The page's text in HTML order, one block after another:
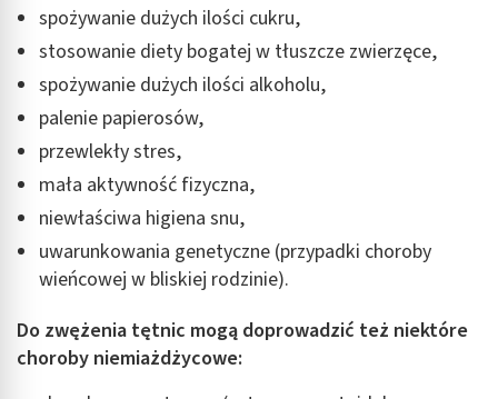
spożywanie dużych ilości cukru,
stosowanie diety bogatej w tłuszcze zwierzęce,
spożywanie dużych ilości alkoholu,
palenie papierosów,
przewlekły stres,
mała aktywność fizyczna,
niewłaściwa higiena snu,
uwarunkowania genetyczne (przypadki choroby
wieńcowej w bliskiej rodzinie).
Do zwężenia tętnic mogą doprowadzić też niektóre
choroby niemiażdżycowe: